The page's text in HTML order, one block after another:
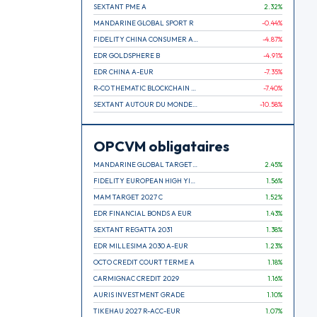
SEXTANT PME A 2.32%
MANDARINE GLOBAL SPORT R
-0.44%
-4.87%
EDR GOLDSPHERE B
-4.91%
EDR CHINA A-EUR
-7.35%
-7.40%
-10.58%
OPCVM obligataires
2.45%
1.56%
MAM TARGET 2027 C
1.52%
EDR FINANCIAL BONDS A EUR
1.43%
SEXTANT REGATTA 2031
1.38%
EDR MILLESIMA 2030 A-EUR
1.23%
OCTO CREDIT COURT TERME A
1.18%
CARMIGNAC CREDIT 2029
1.16%
AURIS INVESTMENT GRADE
1.10%
TIKEHAU 2027 R-ACC-EUR
1.07%